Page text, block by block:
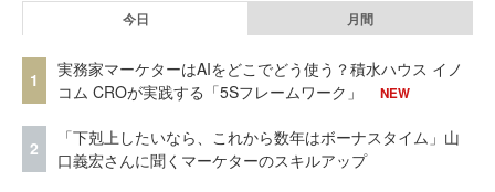
今日 月間
1
実務家マーケターはAIをどこでどう使う？積水ハウス イノ
コム CROが実践する「5Sフレームワーク」
NEW
2
「下剋上したいなら、これから数年はボーナスタイム」山
口義宏さんに聞くマーケターのスキルアップ